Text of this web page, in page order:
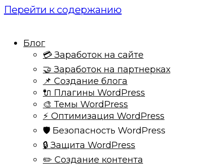
Перейти к содержанию
Блог
💳 Заработок на сайте
🤝 Заработок на партнерках
📌 Создание блога
🔌 Плагины WordPress
🎨 Темы WordPress
⚡ Оптимизация WordPress
🛡️ Безопасность WordPress
🔒 Защита WordPress
✏️ Создание контента